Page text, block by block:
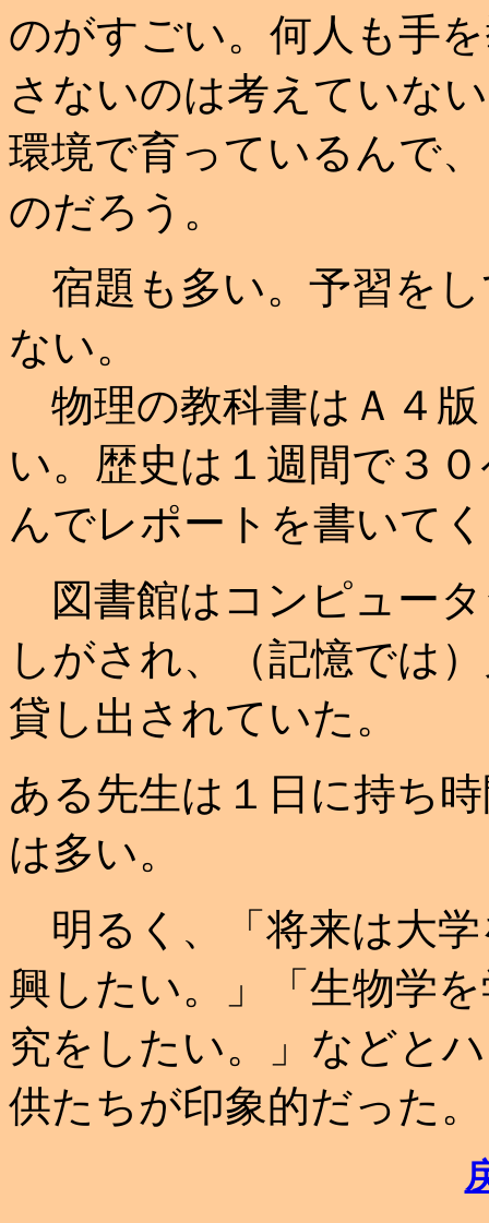
のがすごい。何人も手
さないのは考えていな
環境で育っているんで
のだろう。
宿題も多い。予習を
ない。
物理の教科書はＡ４
い。歴史は１週間で３
んでレポートを書いて
図書館はコンピュー
しがされ、（記憶では
貸し出されていた。
ある先生は１日に持ち
は多い。
明るく、「将来は大
興したい。」「生物学
究をしたい。」などと
供たちが印象的だった。